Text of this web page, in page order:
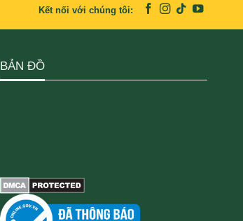
Kết nối với chúng tôi:
BẢN ĐỒ